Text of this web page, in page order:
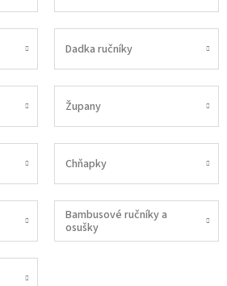
Dadka ručníky
Župany
Chňapky
Bambusové ručníky a
osušky